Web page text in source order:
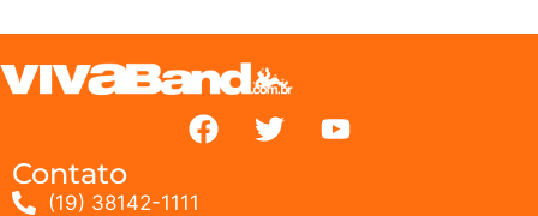
Contato
(19) 38142-1111